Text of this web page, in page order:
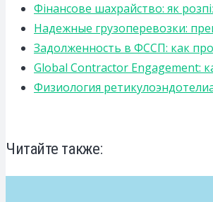
Фінансове шахрайство: як
Надежные грузоперевозки:
Задолженность в ФССП: как
Global Contractor Engagement:
Физиология
Читайте также: